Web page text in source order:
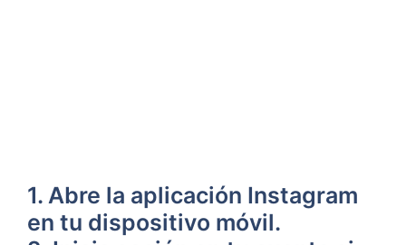
1. Abre la aplicación Instagram
en⁢ tu dispositivo ⁢móvil.